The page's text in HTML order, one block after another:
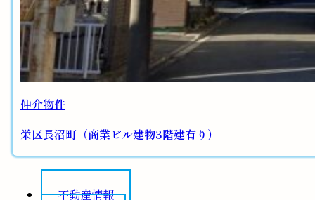
仲介物件
栄区長沼町（商業ビル建物3階建有り）
不動産情報